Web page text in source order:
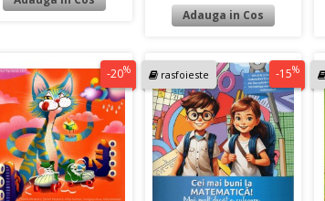
-20% rasfoieste -15%